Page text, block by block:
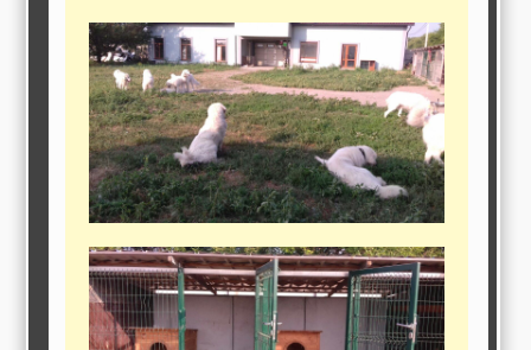
отделочные
материалы,
строительные
машины и техника,
все для
коммуникаций
Туризм, отдых,
путешествия,
авиакомпании, ж/д
перевозки,
пансионаты, отели,
Трудоустройство,
кадровые агентства,
крюининг
Программирование
сайта